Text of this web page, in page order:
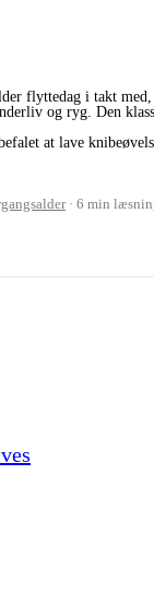
flyttedag i takt
og ryg. Den
at lave
6 min